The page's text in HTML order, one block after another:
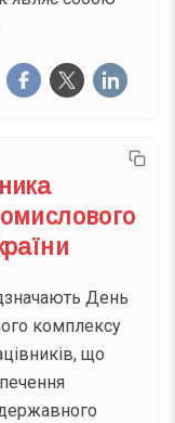
День
комплексу
що